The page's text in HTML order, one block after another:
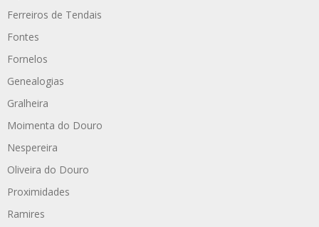
Ferreiros de Tendais
Fontes
Fornelos
Genealogias
Gralheira
Moimenta do Douro
Nespereira
Oliveira do Douro
Proximidades
Ramires